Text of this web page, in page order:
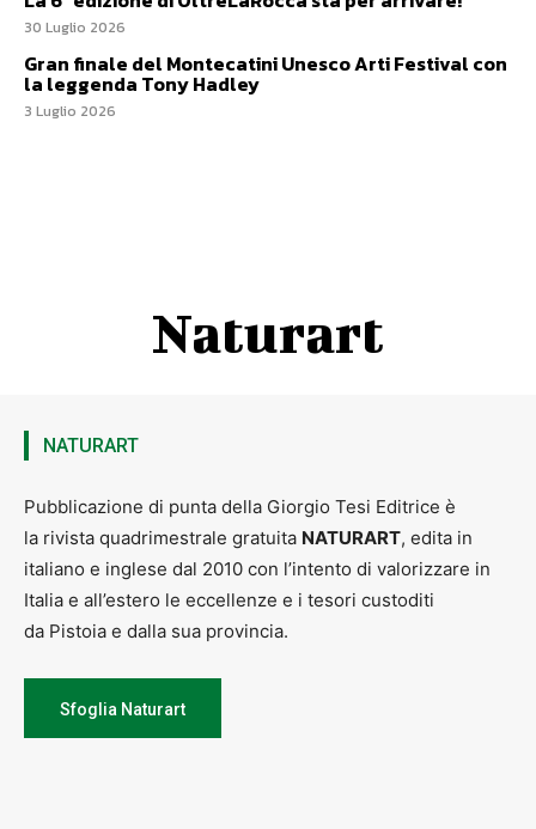
30 Luglio 2026
Gran finale del Montecatini Unesco Arti Festival con
la leggenda Tony Hadley
3 Luglio 2026
Naturart
NATURART
Pubblicazione di punta della Giorgio Tesi Editrice è
la rivista quadrimestrale gratuita NATURART, edita in
italiano e inglese dal 2010 con l’intento di valorizzare in
Italia e all’estero le eccellenze e i tesori custoditi
da Pistoia e dalla sua provincia.
Sfoglia Naturart